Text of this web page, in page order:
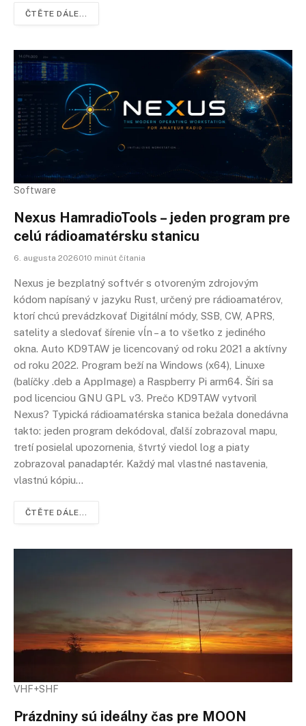
ČTĚTE DÁLE...
Software
Nexus HamradioTools – jeden program pre
celú rádioamatérsku stanicu
6. augusta 2026010 minút čítania
Nexus je bezplatný softvér s otvoreným zdrojovým
kódom napísaný v jazyku Rust, určený pre rádioamatérov,
ktorí chcú prevádzkovať Digitální módy, SSB, CW, APRS,
satelity a sledovať šírenie vĺn – a to všetko z jediného
okna. Auto KD9TAW je licencovaný od roku 2021 a aktívny
od roku 2022. Program beží na Windows (x64), Linuxe
(balíčky .deb a AppImage) a Raspberry Pi arm64. Šíri sa
pod licenciou GNU GPL v3. Prečo KD9TAW vytvoril
Nexus? Typická rádioamatérska stanica bežala donedávna
takto: jeden program dekódoval, ďalší zobrazoval mapu,
tretí posielal upozornenia, štvrtý viedol log a piaty
zobrazoval panadaptér. Každý mal vlastné nastavenia,
vlastnú kópiu…
ČTĚTE DÁLE...
VHF+SHF
Prázdniny sú ideálny čas pre MOON